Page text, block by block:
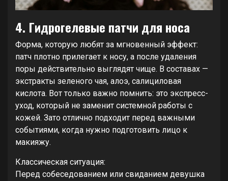
4. Гидрогелевые патчи для носа
Форма, которую любят за мгновенный эффект:
патч плотно прилегает к носу, а после удаления
поры действительно выглядят чище. В составах —
экстракты зеленого чая, алоэ, салициловая
кислота. Вот только важно помнить: это экспресс-
уход, который не заменит системной работы с
кожей. Зато отлично подходит перед важными
событиями, когда нужно подготовить лицо к
макияжу.
Классическая ситуация:
Перед собеседованием или свиданием девушка